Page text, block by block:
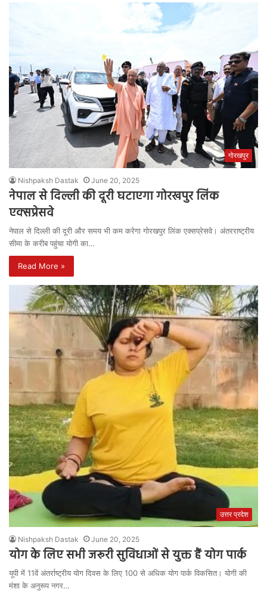
गोरखपुर
Nishpaksh Dastak June 20, 2025
नेपाल से दिल्ली की दूरी घटाएगा गोरखपुर लिंक
एक्सप्रेसवे
नेपाल से दिल्ली की दूरी और समय भी कम करेगा गोरखपुर लिंक एक्सप्रेसवे। अंतरराष्ट्रीय
सीमा के करीब पहुंचा योगी का…
Read More »
उत्तर प्रदेश
Nishpaksh Dastak June 20, 2025
योग के लिए सभी जरूरी सुविधाओं से युक्त हैं योग पार्क
यूपी में 11वें अंतर्राष्ट्रीय योग दिवस के लिए 100 से अधिक योग पार्क विकसित। योगी की
मंशा के अनुरूप नगर…